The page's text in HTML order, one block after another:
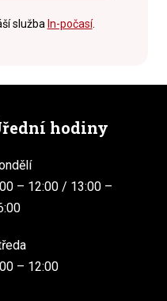
služba In-počasí.
hodiny
– 12:00 / 13:00 –
– 12:00